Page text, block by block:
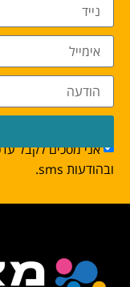
אני מסכים לקבל
ובהודעות sms.